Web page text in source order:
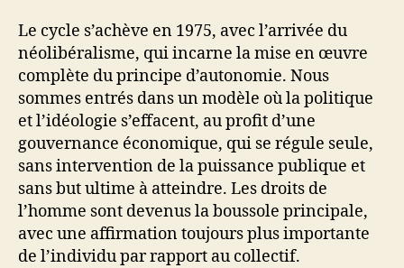
Le cycle s’achève en 1975, avec l’arrivée du
néolibéralisme, qui incarne la mise en œuvre
complète du principe d’autonomie. Nous
sommes entrés dans un modèle où la politique
et l’idéologie s’effacent, au profit d’une
gouvernance économique, qui se régule seule,
sans intervention de la puissance publique et
sans but ultime à atteindre. Les droits de
l’homme sont devenus la boussole principale,
avec une affirmation toujours plus importante
de l’individu par rapport au collectif.